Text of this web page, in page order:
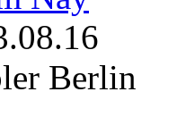
Berlin